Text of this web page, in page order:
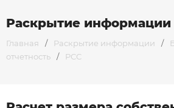
Раскрытие информации
Главная / Раскрытие информации /
отчетность
/ РСС